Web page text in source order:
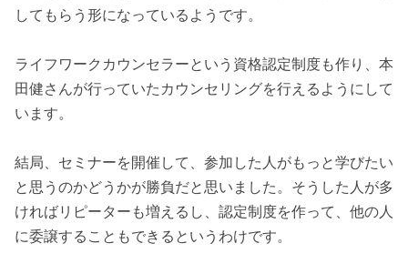
してもらう形になっているようです。
ライフワークカウンセラーという資格認定制度も作り、本
田健さんが行っていたカウンセリングを行えるようにして
います。
結局、セミナーを開催して、参加した人がもっと学びたい
と思うのかどうかが勝負だと思いました。そうした人が多
ければリピーターも増えるし、認定制度を作って、他の人
に委譲することもできるというわけです。